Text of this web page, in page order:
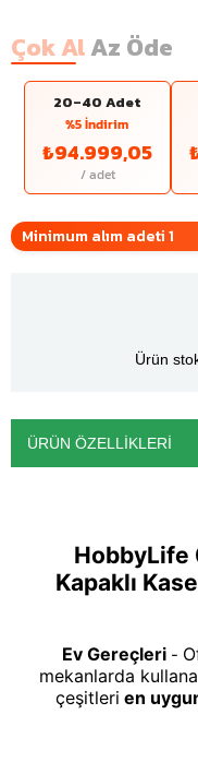
Çok AlAz Öde
20–40 Adet
%5 İndirim
₺94.999,05
Minimum alım adeti 1
Ürün
ÜRÜN ÖZELLIKLERI
HobbyLife
Kapaklı
Ev Gereçleri -
mekanlarda
çeşitleri en